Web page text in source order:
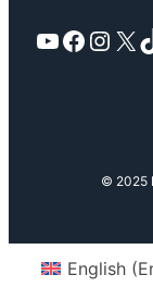
YouTube Facebook Instagram X TikTok
© 2025
English (